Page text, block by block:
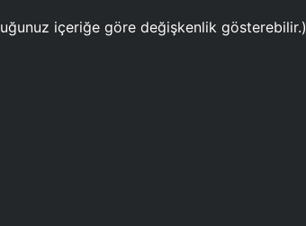
içeriğe göre değişkenlik gösterebilir.)